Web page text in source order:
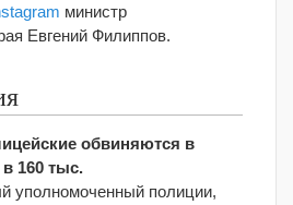
министр
Евгений Филиппов.
обвиняются в
160 тыс.
уполномоченный полиции,